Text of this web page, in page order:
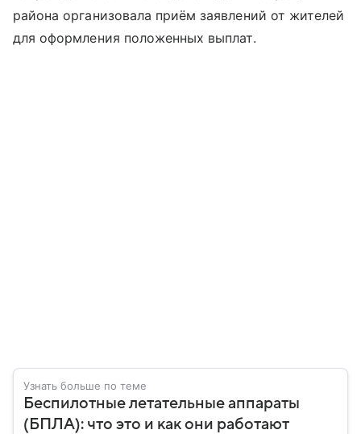
района организовала приём заявлений от жителей
для оформления положенных выплат.
Узнать больше по теме
Беспилотные летательные аппараты
(БПЛА): что это и как они работают